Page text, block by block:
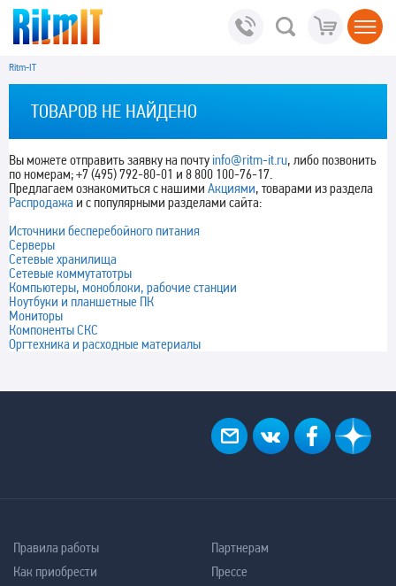
Ritm-IT
ТОВАРОВ НЕ НАЙДЕНО
Вы можете отправить заявку на почту info@ritm-it.ru, либо позвонить
по номерам; +7 (495) 792-80-01 и 8 800 100-76-17.
Предлагаем ознакомиться с нашими Акциями, товарами из раздела
Распродажа и с популярными разделами сайта:
Источники бесперебойного питания
Серверы
Сетевые хранилища
Сетевые коммутатотры
Компьютеры, моноблоки, рабочие станции
Ноутбуки и планшетные ПК
Мониторы
Компоненты СКС
Оргтехника и расходные материалы
Правила работы
Как приобрести
Партнерам
Прессе